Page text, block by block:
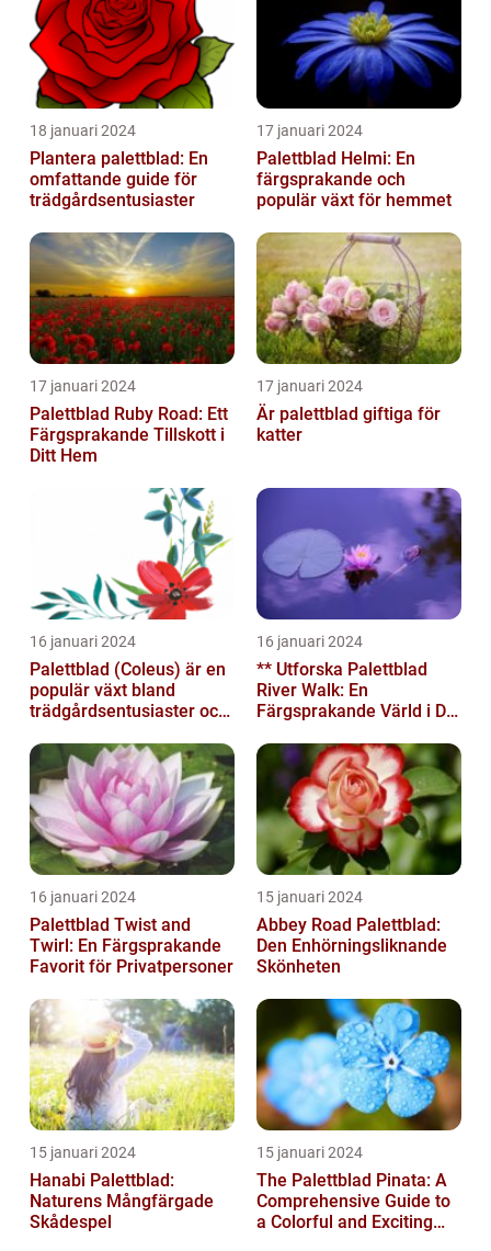
18 januari 2024
Plantera palettblad: En
omfattande guide för
trädgårdsentusiaster
17 januari 2024
Palettblad Helmi: En
färgsprakande och
populär växt för hemmet
17 januari 2024
Palettblad Ruby Road: Ett
Färgsprakande Tillskott i
Ditt Hem
17 januari 2024
Är palettblad giftiga för
katter
16 januari 2024
Palettblad (Coleus) är en
populär växt bland
trädgårdsentusiaster och
16 januari 2024
** Utforska Palettblad
River Walk: En
Färgsprakande Värld i Din
16 januari 2024
Palettblad Twist and
Twirl: En Färgsprakande
Favorit för Privatpersoner
15 januari 2024
Abbey Road Palettblad:
Den Enhörningsliknande
Skönheten
15 januari 2024
Hanabi Palettblad:
Naturens Mångfärgade
Skådespel
15 januari 2024
The Palettblad Pinata: A
Comprehensive Guide to
a Colorful and Exciting